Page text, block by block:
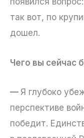
так вот, по
дошел.
Чего вы сейчас
— Я глубоко
перспективе
победит.